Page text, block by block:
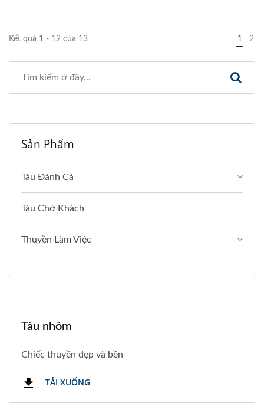
Kết quả 1 - 12 của 13 1 2
Sản Phẩm
Tàu Đánh Cá
Tàu Chở Khách
Thuyền Làm Việc
Tàu nhôm
Chiếc thuyền đẹp và bền
TẢI XUỐNG